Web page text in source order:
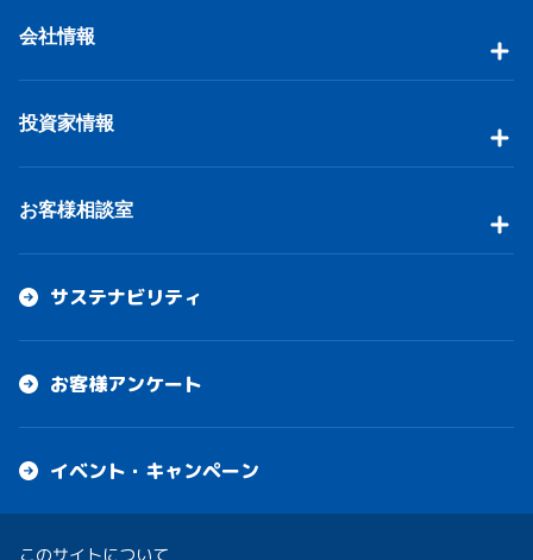
会社情報
投資家情報
お客様相談室
サステナビリティ
お客様アンケート
イベント・キャンペーン
このサイトについて